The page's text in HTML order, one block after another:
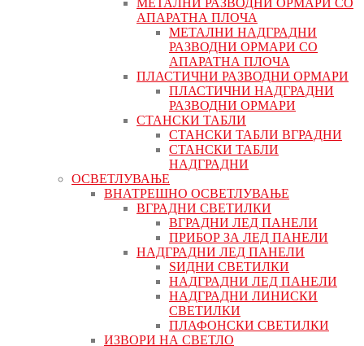
МЕТАЛНИ РАЗВОДНИ ОРМАРИ СО
АПАРАТНА ПЛОЧА
МЕТАЛНИ НАДГРАДНИ
РАЗВОДНИ ОРМАРИ СО
АПАРАТНА ПЛОЧА
ПЛАСТИЧНИ РАЗВОДНИ ОРМАРИ
ПЛАСТИЧНИ НАДГРАДНИ
РАЗВОДНИ ОРМАРИ
СТАНСКИ ТАБЛИ
СТАНСКИ ТАБЛИ ВГРАДНИ
СТАНСКИ ТАБЛИ
НАДГРАДНИ
ОСВЕТЛУВАЊЕ
ВНАТРЕШНО ОСВЕТЛУВАЊЕ
ВГРАДНИ СВЕТИЛКИ
ВГРАДНИ ЛЕД ПАНЕЛИ
ПРИБОР ЗА ЛЕД ПАНЕЛИ
НАДГРАДНИ ЛЕД ПАНЕЛИ
ЅИДНИ СВЕТИЛКИ
НАДГРАДНИ ЛЕД ПАНЕЛИ
НАДГРАДНИ ЛИНИСКИ
СВЕТИЛКИ
ПЛАФОНСКИ СВЕТИЛКИ
ИЗВОРИ НА СВЕТЛО